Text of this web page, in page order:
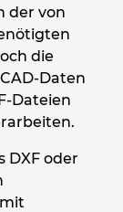
der von
die
Daten
Dateien
DXF oder